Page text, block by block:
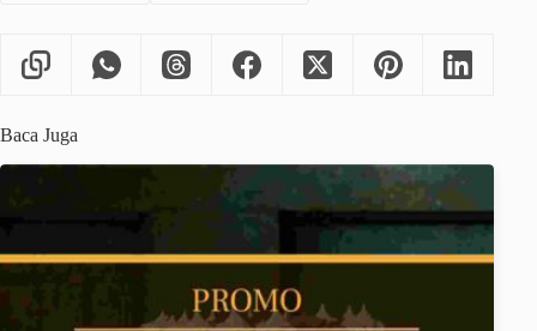
Baca Juga